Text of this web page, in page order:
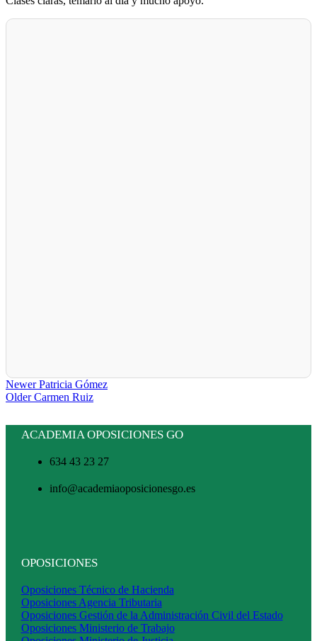
Newer Patricia Gómez
Older Carmen Ruiz
ACADEMIA OPOSICIONES GO
634 43 23 27
info@academiaoposicionesgo.es
OPOSICIONES
Oposiciones Técnico de Hacienda
Oposiciones Agencia Tributaria
Oposiciones Gestión de la Administración Civil del Estado
Oposiciones Ministerio de Trabajo